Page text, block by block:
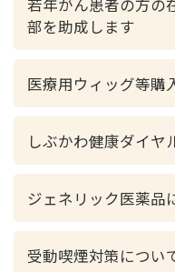
若年がん患者の方の
部を助成します
医療用ウィッグ等購
しぶかわ健康ダイヤ
ジェネリック医薬品
受動喫煙対策につい